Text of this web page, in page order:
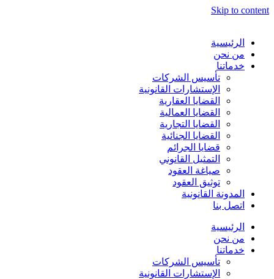
Skip to content
الرئيسية
من نحن
خدماتنا
تأسيس الشركات
الإستشارات القانونية
القضايا العقارية
القضايا العمالية
القضايا التجارية
القضايا الجنائية
قضايا الجرائم
التمثيل القانوني
صياغة العقود
توثيق العقود
المدونة القانونية
اتصل بنا
الرئيسية
من نحن
خدماتنا
تأسيس الشركات
الإستشارات القانونية